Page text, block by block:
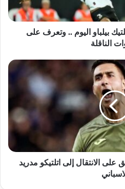
بيلباو اليوم .. وتعرف على
الناقلة
على الانتقال إلى اتلتيكو مدريد